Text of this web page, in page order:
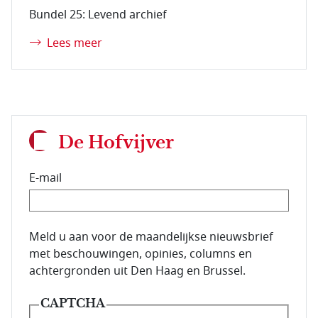
Bundel 25: Levend archief
Lees meer
De Hofvijver
E-mail
E-mailadres van de abonnee.
Meld u aan voor de maandelijkse nieuwsbrief
met beschouwingen, opinies, columns en
achtergronden uit Den Haag en Brussel.
CAPTCHA